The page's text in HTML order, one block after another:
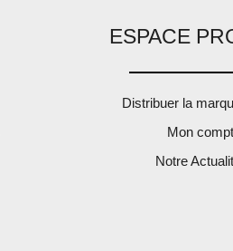
ESPACE
Distribuer la
Mon
Notre